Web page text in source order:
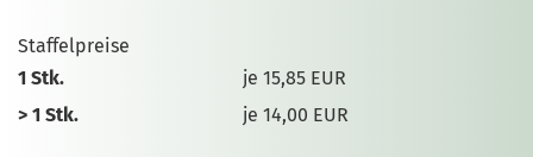
Staffelpreise
1 Stk.
je 15,85 EUR
> 1 Stk.
je 14,00 EUR